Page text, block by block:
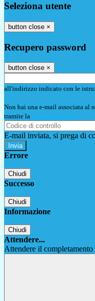
Seleziona utente
button close ×
Recupero password
button close ×
all'indirizzo indicato con le
Non hai una e-mail associata al
tramite la Login Spaggiari
E-mail inviata, si prega di
Errore
Chiudi
Successo
Chiudi
Informazione
Chiudi
Attendere...
Attendere il